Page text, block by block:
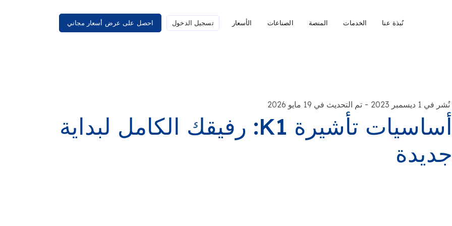
نُبذة عنا الخدمات المنصة الصناعات الأسعار تسجيل الدخول احصل على عرض أسعار مجاني
نُشر في 1 ديسمبر 2023 - تم التحديث في 19 مايو 2026
أساسيات تأشيرة K1: رفيقك الكامل لبداية
جديدة